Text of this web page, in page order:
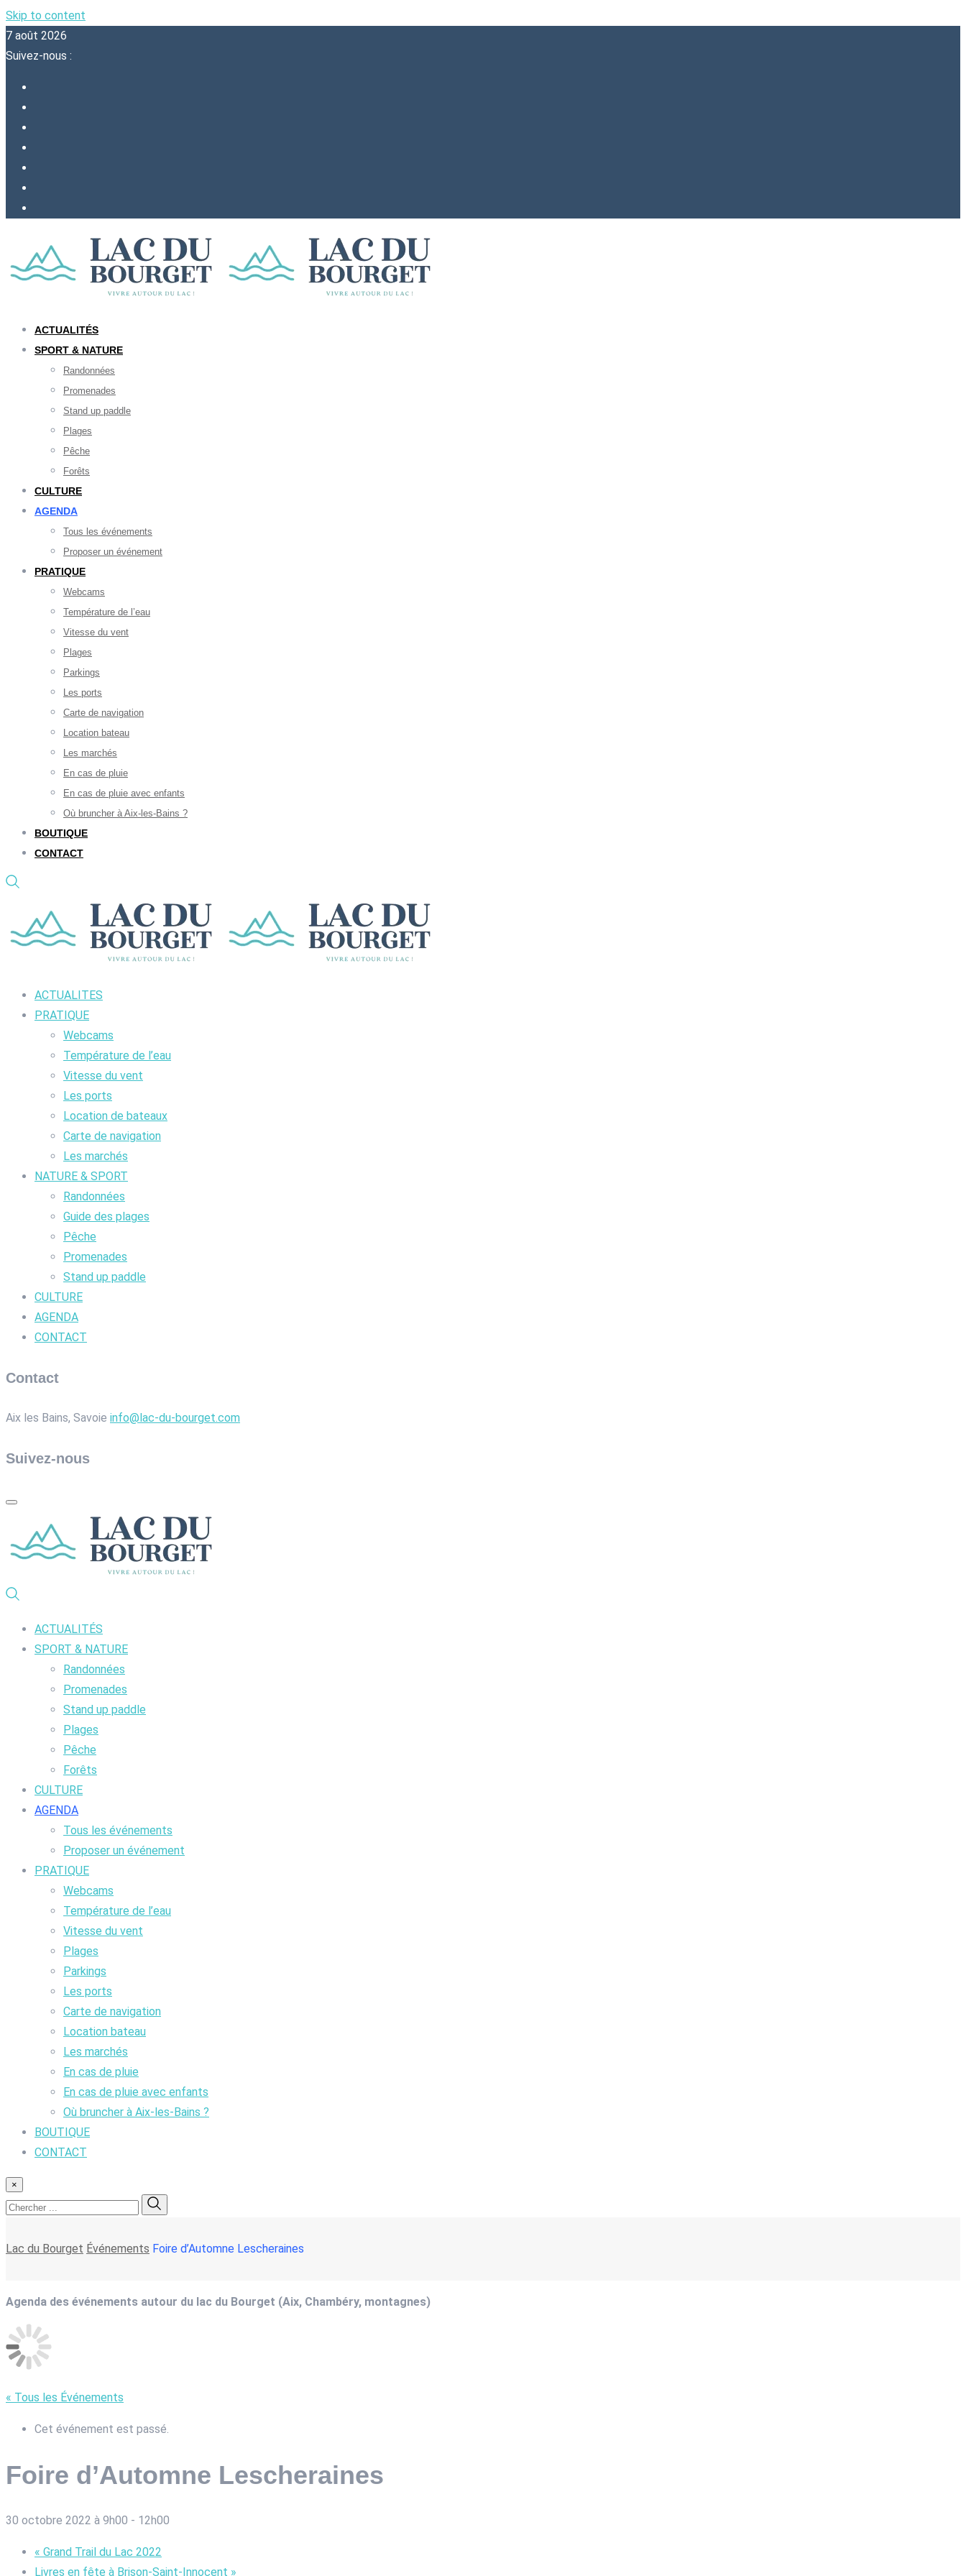
Skip to content
7 août 2026
Suivez-nous :
ACTUALITÉS
SPORT & NATURE
Randonnées
Promenades
Stand up paddle
Plages
Pêche
Forêts
CULTURE
AGENDA
Tous les événements
Proposer un événement
PRATIQUE
Webcams
Température de l’eau
Vitesse du vent
Plages
Parkings
Les ports
Carte de navigation
Location bateau
Les marchés
En cas de pluie
En cas de pluie avec enfants
Où bruncher à Aix-les-Bains ?
BOUTIQUE
CONTACT
ACTUALITES
PRATIQUE
Webcams
Température de l’eau
Vitesse du vent
Les ports
Location de bateaux
Carte de navigation
Les marchés
NATURE & SPORT
Randonnées
Guide des plages
Pêche
Promenades
Stand up paddle
CULTURE
AGENDA
CONTACT
Contact
Aix les Bains, Savoie info@lac-du-bourget.com
Suivez-nous
ACTUALITÉS
SPORT & NATURE
Randonnées
Promenades
Stand up paddle
Plages
Pêche
Forêts
CULTURE
AGENDA
Tous les événements
Proposer un événement
PRATIQUE
Webcams
Température de l’eau
Vitesse du vent
Plages
Parkings
Les ports
Carte de navigation
Location bateau
Les marchés
En cas de pluie
En cas de pluie avec enfants
Où bruncher à Aix-les-Bains ?
BOUTIQUE
CONTACT
×
Lac du Bourget Événements Foire d’Automne Lescheraines
Agenda des événements autour du lac du Bourget (Aix, Chambéry, montagnes)
« Tous les Événements
Cet événement est passé.
Foire d’Automne Lescheraines
30 octobre 2022 à 9h00 - 12h00
« Grand Trail du Lac 2022
Livres en fête à Brison-Saint-Innocent »